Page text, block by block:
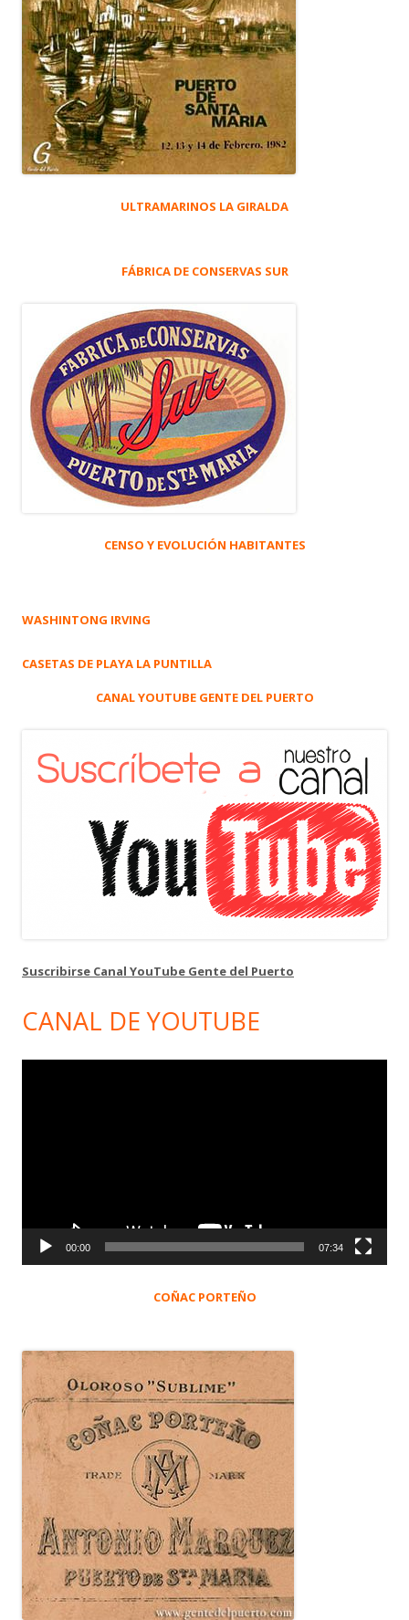
ULTRAMARINOS LA GIRALDA
FÁBRICA DE CONSERVAS SUR
CENSO Y EVOLUCIÓN HABITANTES
WASHINTONG IRVING
CASETAS DE PLAYA LA PUNTILLA
CANAL YOUTUBE GENTE DEL PUERTO
Suscribirse Canal YouTube Gente del Puerto
CANAL DE YOUTUBE
00:00 07:34
COÑAC PORTEÑO